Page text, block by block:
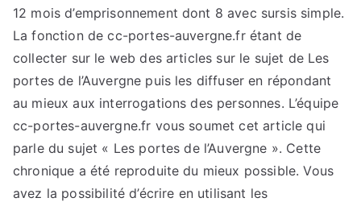
12 mois d’emprisonnement dont 8 avec sursis simple.
La fonction de cc-portes-auvergne.fr étant de
collecter sur le web des articles sur le sujet de Les
portes de l’Auvergne puis les diffuser en répondant
au mieux aux interrogations des personnes. L’équipe
cc-portes-auvergne.fr vous soumet cet article qui
parle du sujet « Les portes de l’Auvergne ». Cette
chronique a été reproduite du mieux possible. Vous
avez la possibilité d’écrire en utilisant les